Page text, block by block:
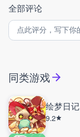
全部评论
同类游戏
绘梦日记
9.2